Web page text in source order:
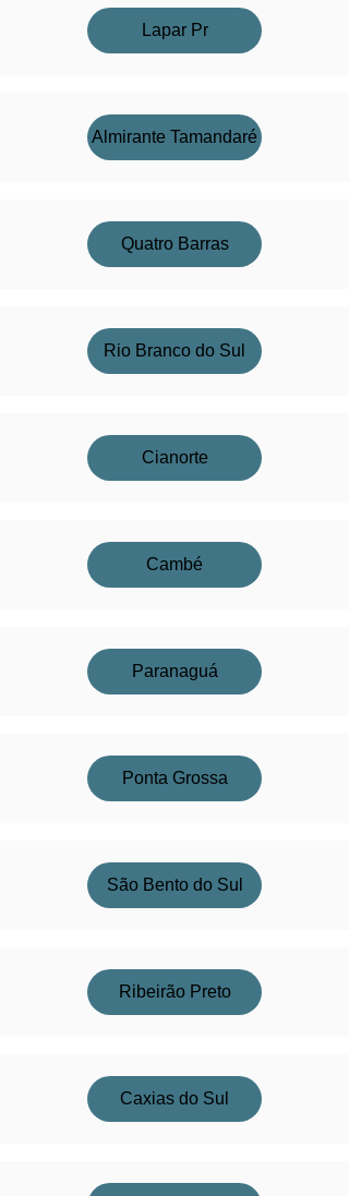
Lapar Pr
Almirante Tamandaré
Quatro Barras
Rio Branco do Sul
Cianorte
Cambé
Paranaguá
Ponta Grossa
São Bento do Sul
Ribeirão Preto
Caxias do Sul